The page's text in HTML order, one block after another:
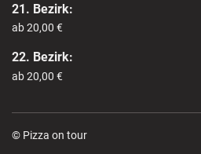
21. Bezirk:
ab 20,00 €
22. Bezirk:
ab 20,00 €
© Pizza on tour